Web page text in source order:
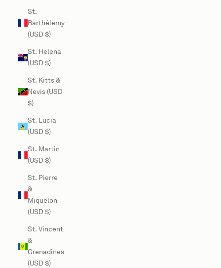
St.
Barthélemy
(USD $)
St. Helena
(USD $)
St. Kitts &
Nevis (USD
$)
St. Lucia
(USD $)
St. Martin
(USD $)
St. Pierre
&
Miquelon
(USD $)
St. Vincent
&
Grenadines
(USD $)